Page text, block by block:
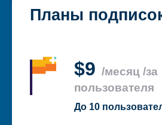
Планы
$9 /месяц /за
пользователя
До 10